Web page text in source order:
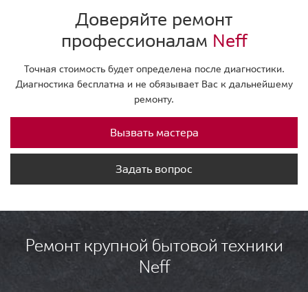
Доверяйте ремонт
профессионалам Neff
Точная стоимость будет определена после диагностики.
Диагностика бесплатна и не обязывает Вас к дальнейшему
ремонту.
Вызвать мастера
Задать вопрос
Ремонт крупной бытовой техники
Neff